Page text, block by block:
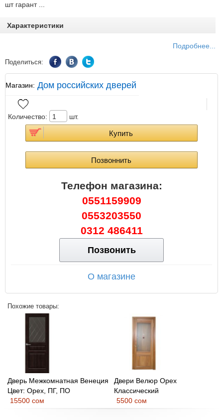
шт гарант ...
Характеристики
Подробнее...
Поделиться:
Магазин: Дом российских дверей
Количество: шт.
Купить
Позвоннить
Телефон магазина:
0551159909
0553203550
0312 486411
Позвонить
О магазине
Похожие товары:
Дверь Межкомнатная Венеция
Цвет: Орех, ПГ, ПО
15500 сом
Двери Велюр Орех
Классический
5500 сом